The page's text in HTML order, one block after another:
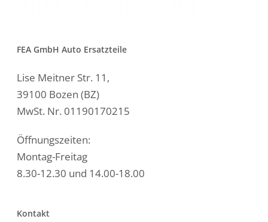
FEA GmbH Auto Ersatzteile
Lise Meitner Str. 11,
39100 Bozen (BZ)
MwSt. Nr. 01190170215
Öffnungszeiten:
Montag-Freitag
8.30-12.30 und 14.00-18.00
Kontakt